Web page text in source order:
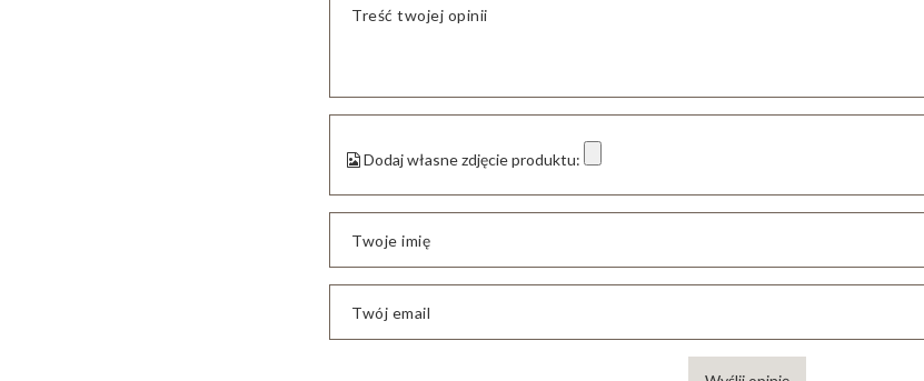
Treść twojej opinii
Dodaj własne zdjęcie produktu:
Twoje imię
Twój email